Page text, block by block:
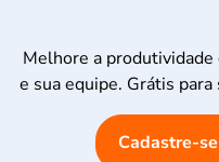
Melhore a produtividade
e sua equipe. Grátis
Cadastre-